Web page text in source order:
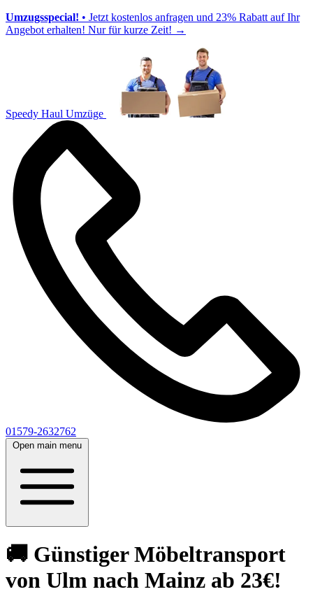
Umzugsspecial! • Jetzt kostenlos anfragen und 23% Rabatt auf Ihr
Angebot erhalten! Nur für kurze Zeit! →
Speedy Haul Umzüge
01579-2632762
Open main menu
🚚 Günstiger Möbeltransport
von Ulm nach Mainz ab 23€!